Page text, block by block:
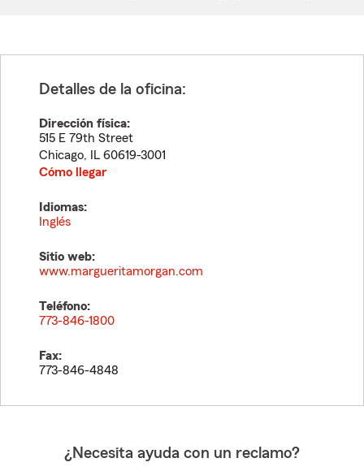
Detalles de la oficina:
Dirección física:
515 E 79th Street
Chicago, IL 60619-3001
Cómo llegar
Idiomas:
Inglés
Sitio web:
www.margueritamorgan.com
Teléfono:
773-846-1800
Fax:
773-846-4848
¿Necesita ayuda con un reclamo?